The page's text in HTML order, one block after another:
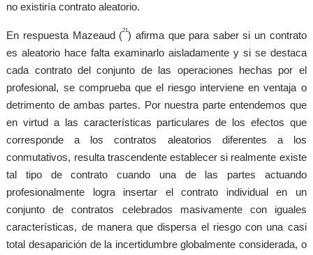
no existiría contrato aleatorio.
En respuesta Mazeaud (21) afirma que para saber si un contrato
es aleatorio hace falta examinarlo aisladamente y si se destaca
cada contrato del conjunto de las operaciones hechas por el
profesional, se comprueba que el riesgo interviene en ventaja o
detrimento de ambas partes. Por nuestra parte entendemos que
en virtud a las características particulares de los efectos que
corresponde a los contratos aleatorios diferentes a los
conmutativos, resulta trascendente establecer si realmente existe
tal tipo de contrato cuando una de las partes actuando
profesionalmente logra insertar el contrato individual en un
conjunto de contratos celebrados masivamente con iguales
características, de manera que dispersa el riesgo con una casi
total desaparición de la incertidumbre globalmente considerada, o